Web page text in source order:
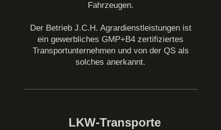
Fahrzeugen.
Der Betrieb J.C.H. Agrardienstleistungen ist
ein gewerbliches GMP+B4 zertifiziertes
Transportunternehmen und von der QS als
solches anerkannt.
LKW-Transporte